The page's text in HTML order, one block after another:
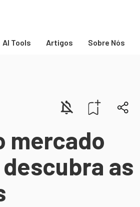
AI Tools Artigos Sobre Nós
mercado
as